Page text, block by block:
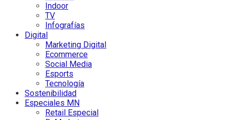
Indoor
TV
Infografías
Digital
Marketing Digital
Ecommerce
Social Media
Esports
Tecnología
Sostenibilidad
Especiales MN
Retail Especial